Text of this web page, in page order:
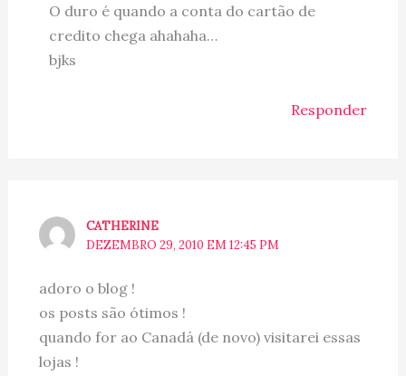
O duro é quando a conta do cartão de
credito chega ahahaha…
bjks
Responder
CATHERINE
DEZEMBRO 29, 2010 EM 12:45 PM
adoro o blog !
os posts são ótimos !
quando for ao Canadá (de novo) visitarei essas
lojas !